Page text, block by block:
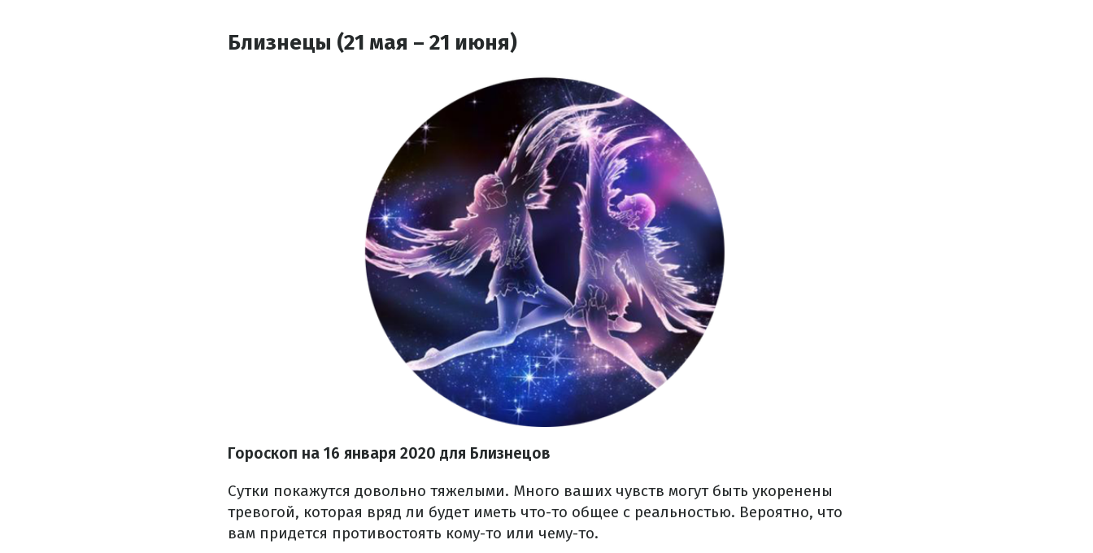
Близнецы (21 мая – 21 июня)
Гороскоп на 16 января 2020 для Близнецов
Сутки покажутся довольно тяжелыми. Много ваших чувств могут быть укоренены
тревогой, которая вряд ли будет иметь что-то общее с реальностью. Вероятно, что
вам придется противостоять кому-то или чему-то.